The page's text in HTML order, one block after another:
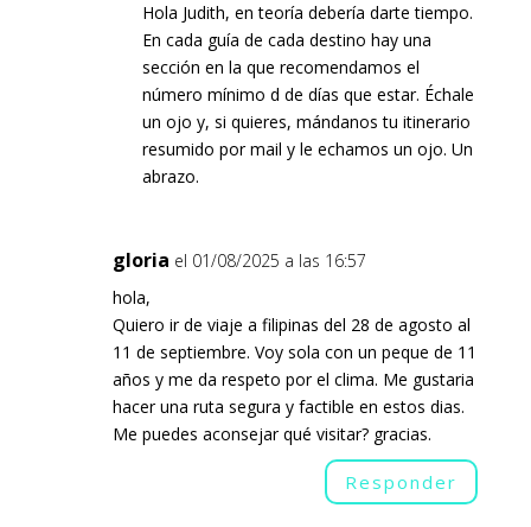
Hola Judith, en teoría debería darte tiempo.
En cada guía de cada destino hay una
sección en la que recomendamos el
número mínimo d de días que estar. Échale
un ojo y, si quieres, mándanos tu itinerario
resumido por mail y le echamos un ojo. Un
abrazo.
gloria el 01/08/2025 a las 16:57
hola,
Quiero ir de viaje a filipinas del 28 de agosto al
11 de septiembre. Voy sola con un peque de 11
años y me da respeto por el clima. Me gustaria
hacer una ruta segura y factible en estos dias.
Me puedes aconsejar qué visitar? gracias.
Responder